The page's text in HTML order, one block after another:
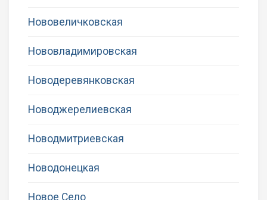
Нововеличковская
Нововладимировская
Новодеревянковская
Новоджерелиевская
Новодмитриевская
Новодонецкая
Новое Село